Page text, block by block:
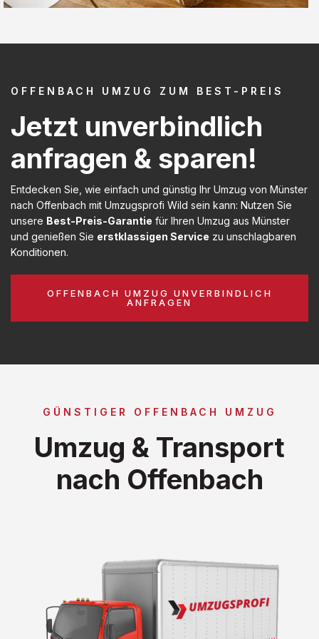
OFFENBACH UMZUG ZUM BEST-PREIS
Jetzt unverbindlich
anfragen & sparen!
Entdecken Sie, wie einfach und günstig Ihr Umzug von Münster
nach Offenbach mit Umzugsprofi Wild sein kann: Nutzen Sie
unsere Best-Preis-Garantie für Ihren Umzug aus Münster
und genießen Sie erstklassigen Service zu unschlagbaren
Konditionen.
OFFENBACH UMZUG UNVERBINDLICH
ANFRAGEN
GÜNSTIGER OFFENBACH UMZUG
Umzug & Transport
nach Offenbach